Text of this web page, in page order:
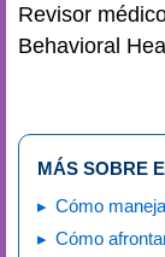
Revisor
Behavioral
MÁS SOBRE
Cómo
Cómo